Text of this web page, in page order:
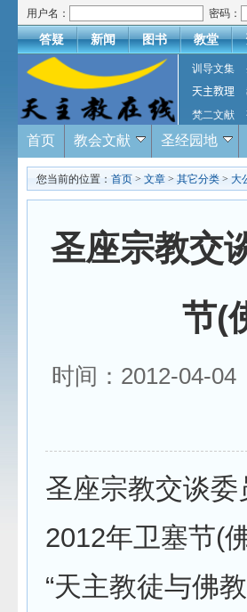
用户名： 密码：
答疑 新闻 图书 教堂
训导文集
天主教理
梵二文献
首页 教会文献 圣经园地
您当前的位置： 首页 > 文章 > 其它分类 > 大
圣座宗教交
节(
时间：2012-04-
圣座宗教交谈
2012年卫塞节(
“天主教徒与佛